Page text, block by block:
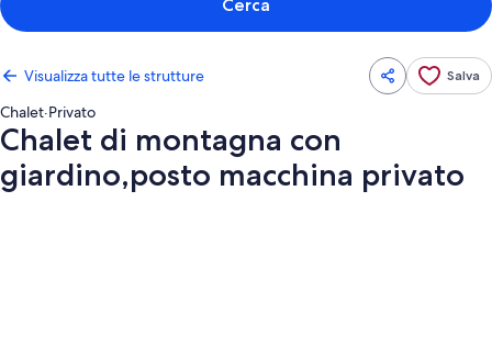
Cerca
Visualizza tutte le strutture Salva
Chalet·Privato
Chalet di montagna con
giardino,posto macchina privato